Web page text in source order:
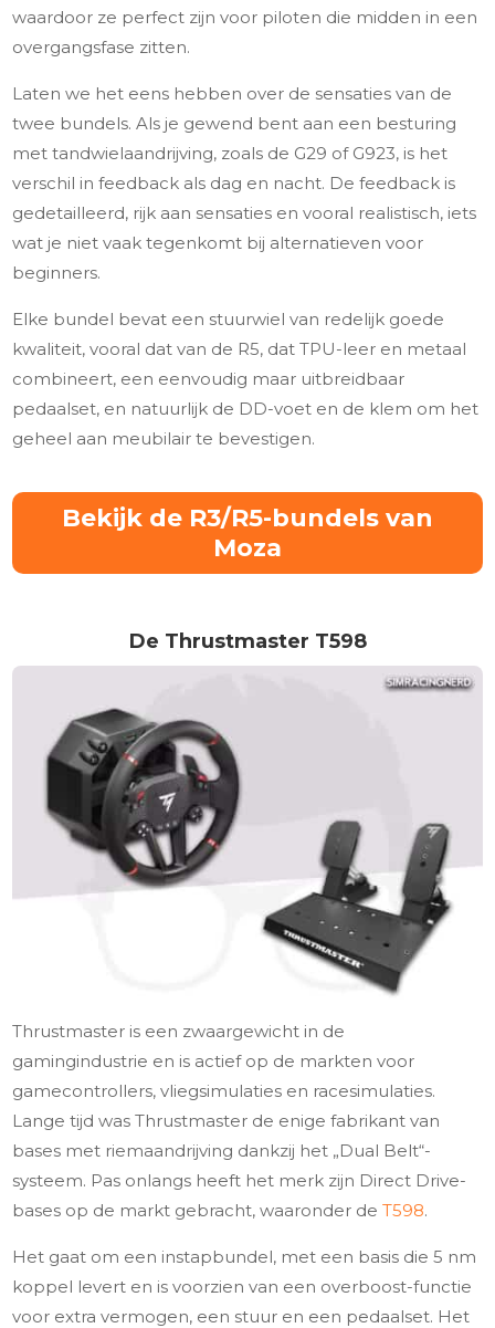
waardoor ze perfect zijn voor piloten die midden in een
overgangsfase zitten.
Laten we het eens hebben over de sensaties van de
twee bundels. Als je gewend bent aan een besturing
met tandwielaandrijving, zoals de G29 of G923, is het
verschil in feedback als dag en nacht. De feedback is
gedetailleerd, rijk aan sensaties en vooral realistisch, iets
wat je niet vaak tegenkomt bij alternatieven voor
beginners.
Elke bundel bevat een stuurwiel van redelijk goede
kwaliteit, vooral dat van de R5, dat TPU-leer en metaal
combineert, een eenvoudig maar uitbreidbaar
pedaalset, en natuurlijk de DD-voet en de klem om het
geheel aan meubilair te bevestigen.
Bekijk de R3/R5-bundels van
Moza
De Thrustmaster T598
Thrustmaster is een zwaargewicht in de
gamingindustrie en is actief op de markten voor
gamecontrollers, vliegsimulaties en racesimulaties.
Lange tijd was Thrustmaster de enige fabrikant van
bases met riemaandrijving dankzij het „Dual Belt“-
systeem. Pas onlangs heeft het merk zijn Direct Drive-
bases op de markt gebracht, waaronder deT598.
Het gaat om een instapbundel, met een basis die 5 nm
koppel levert en is voorzien van een overboost-functie
voor extra vermogen, een stuur en een pedaalset. Het